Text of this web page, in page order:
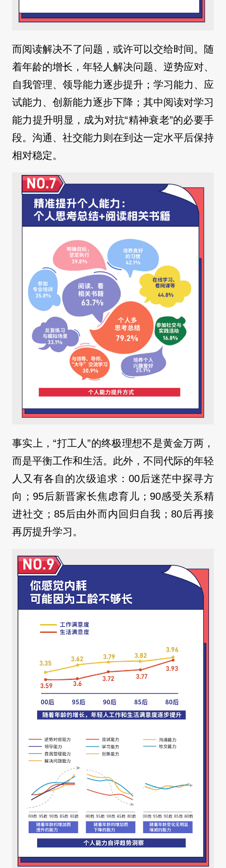
而阅读解决不了问题，或许可以交给时间。随
着年龄的增长，年轻人解决问题、逆势应对、
自我管理、领导能力逐步提升；学习能力、应
试能力、创新能力逐步下降；其中阅读对学习
能力提升明显，成为对抗“精神衰老”的必要手
段。沟通、社交能力则在到达一定水平后保持
相对稳定。
事实上，“打工人”的终极理想不是黄金万两，
而是平衡工作和生活。此外，不同代际的年轻
人又有各自的次级追求：00后迷茫中探寻方
向；95后新晋家长焦虑育儿；90感受关系精
进社交；85后由外而内回归自我；80后再接
再厉提升学习。